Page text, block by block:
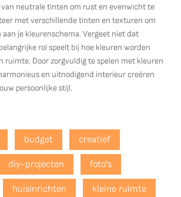
neutrale tinten om rust en evenwicht te
met verschillende tinten en texturen om
aan je kleurenschema. Vergeet niet dat
rol speelt bij hoe kleuren worden
ruimte. Door zorgvuldig te spelen met kleuren
en uitnodigend interieur creëren
persoonlijke stijl.
budget creatief
diy-projecten foto's
huisinrichten kleine ruimte